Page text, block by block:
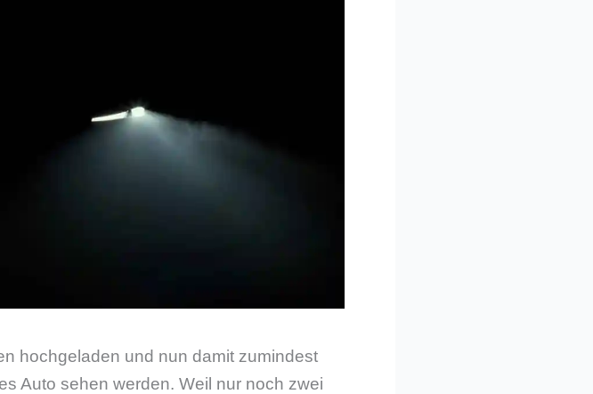
hochgeladen und nun damit zumindest
Auto sehen werden. Weil nur noch zwei